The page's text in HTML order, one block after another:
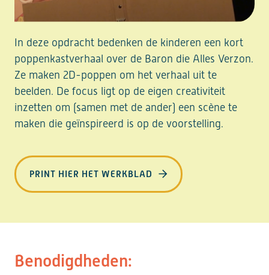
In deze opdracht bedenken de kinderen een kort
poppenkastverhaal over de Baron die Alles Verzon.
Ze maken 2D-poppen om het verhaal uit te
beelden. De focus ligt op de eigen creativiteit
inzetten om (samen met de ander) een scène te
maken die geïnspireerd is op de voorstelling.
PRINT HIER HET WERKBLAD
Benodigdheden: